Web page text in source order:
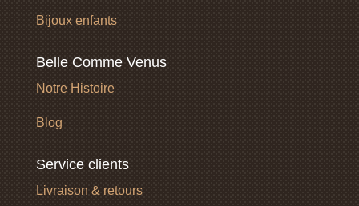
Bijoux enfants
Belle Comme Venus
Notre Histoire
Blog
Service clients
Livraison & retours